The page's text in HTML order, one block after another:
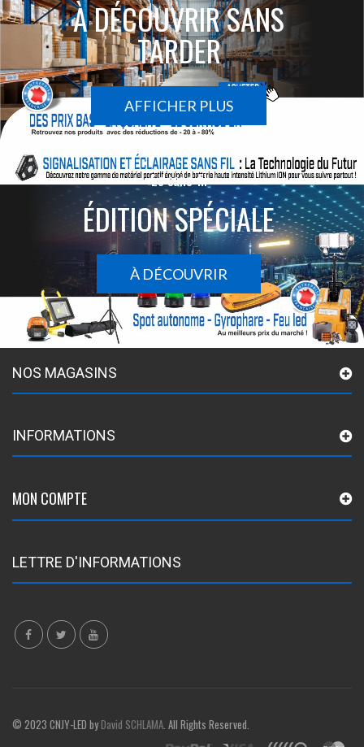
À DÉCOUVRIR SANS
TARDER
AFFICHER PLUS
Le sans-fil
ÉDITION SPÉCIALE
À DÉCOUVRIR
NOS MAGASINS
INFORMATIONS
MON COMPTE
LETTRE D'INFORMATIONS
© 2023 CNJY-LED byDavid SCHLAMA. All Rights Reserved.